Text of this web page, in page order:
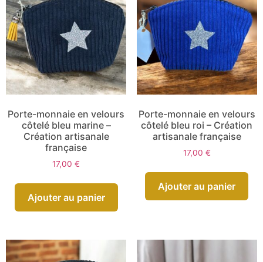
Porte-monnaie en velours
côtelé bleu marine –
Création artisanale
française
17,00€
Ajouter au panier
Porte-monnaie en velours
côtelé bleu roi – Création
artisanale française
17,00 €
Ajouter au panier